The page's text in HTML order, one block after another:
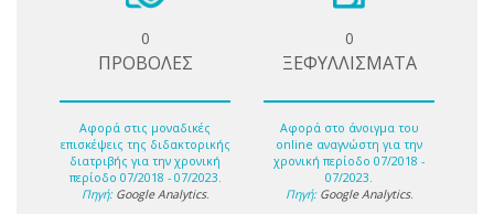
0
ΠΡΟΒΟΛΕΣ
Αφορά στις μοναδικές
επισκέψεις της διδακτορικής
διατριβής για την χρονική
περίοδο 07/2018 - 07/2023.
Πηγή: Google Analytics.
0
ΞΕΦΥΛΛΙΣΜΑΤΑ
Αφορά στο άνοιγμα του
online αναγνώστη για την
χρονική περίοδο 07/2018 -
07/2023.
Πηγή: Google Analytics.